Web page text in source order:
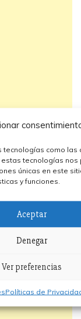
como las
tecnologías
únicas en este
y funciones.
Aceptar
Denegar
Ver preferencias
Políticas de